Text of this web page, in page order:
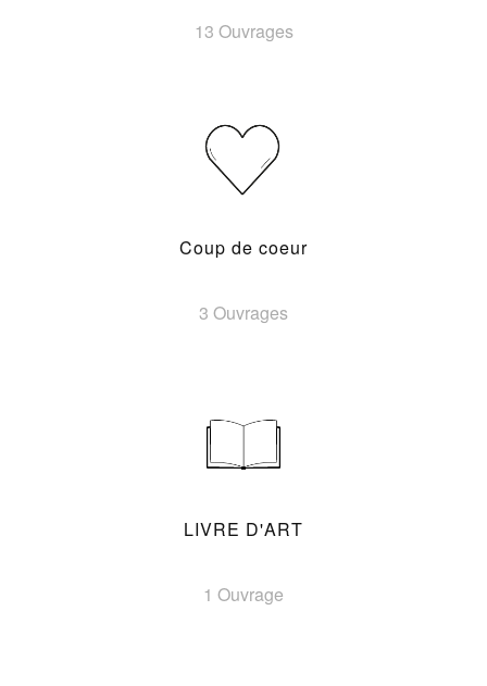
13 Ouvrages
Coup de coeur
3 Ouvrages
LIVRE D'ART
1 Ouvrage